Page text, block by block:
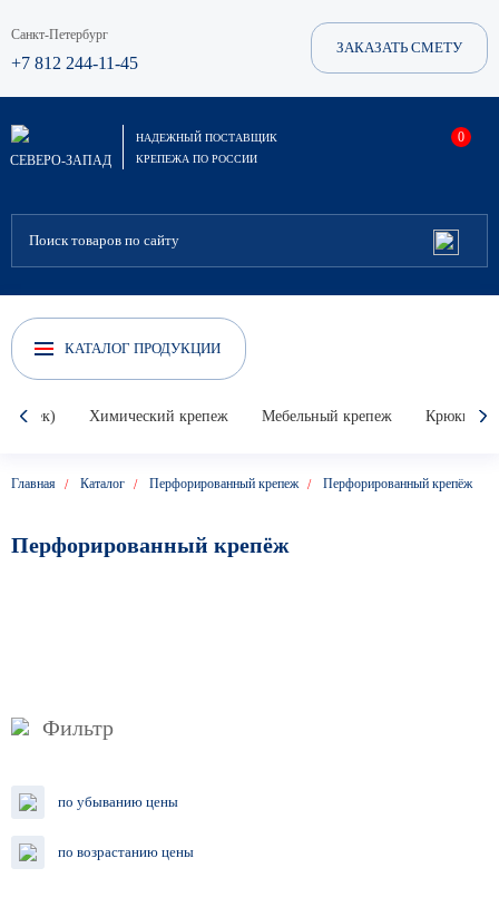
Санкт-Петербург
+7 812 244-11-45
ЗАКАЗАТЬ СМЕТУ
СЕВЕРО-ЗАПАД
НАДЕЖНЫЙ ПОСТАВЩИК
КРЕПЕЖА ПО РОССИИ
0
КАТАЛОГ ПРОДУКЦИИ
Химический крепеж Мебельный крепеж Крюки,
Главная Каталог Перфорированный крепеж Перфорированный крепёж
Перфорированный крепёж
Фильтр
по убыванию цены
по возрастанию цены